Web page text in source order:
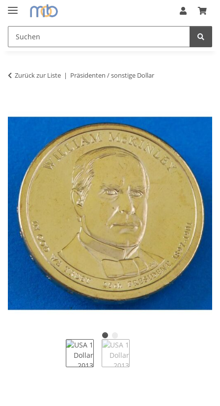
Zurück zur Liste Präsidenten / sonstige Dollar